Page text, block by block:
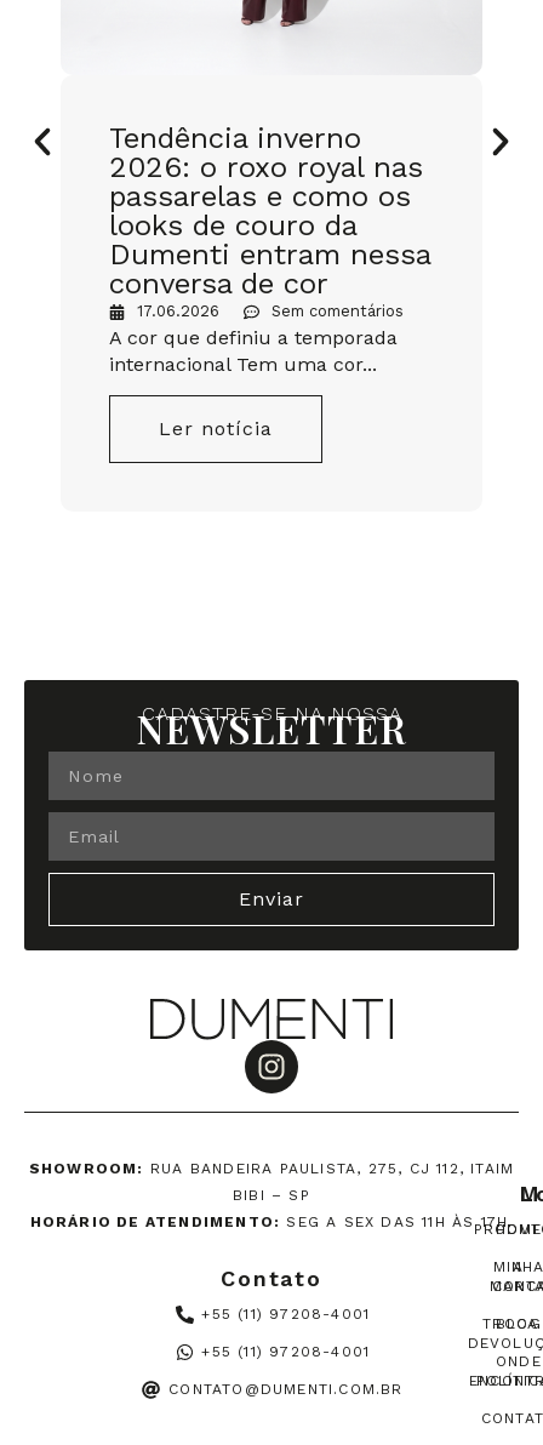
Tendência inverno
2026: o roxo royal nas
passarelas e como os
looks de couro da
Dumenti entram nessa
conversa de cor
17.06.2026 Sem comentários
A cor que definiu a temporada
internacional Tem uma cor...
Ler notícia
CADASTRE-SE NA NOSSA
NEWSLETTER
Enviar
HOME
A
BLOG
ONDE
TROCA
SHOWROOM:
RUA BANDEIRA PAULISTA, 275, CJ 112, ITAIM
BIBI – SP
HORÁRIO DE ATENDIMENTO: SEG A SEX DAS 11H ÀS 17H.
Contato
+55 (11) 97208-4001
+55 (11) 97208-4001
CONTATO@DUMENTI.COM.BR